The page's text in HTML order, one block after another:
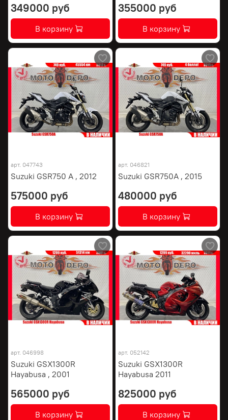
349000 руб
В корзину
355000 руб
В корзину
арт. 047743
Suzuki GSR750 A , 2012
575000 руб
В корзину
арт. 046821
Suzuki GSR750A , 2015
480000 руб
В корзину
арт. 046998
Suzuki GSX1300R
Hayabusa , 2001
565000 руб
В корзину
арт. 052142
Suzuki GSX1300R
Hayabusa 2011
825000 руб
В корзину